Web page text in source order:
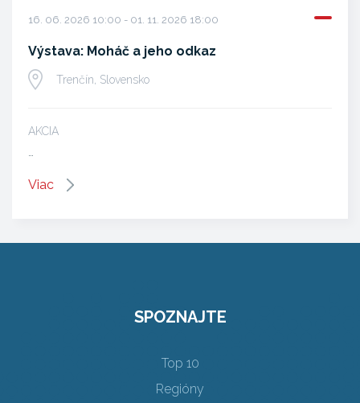
16. 06. 2026 10:00 - 01. 11. 2026 18:00
Výstava: Moháč a jeho odkaz
Trenčín, Slovensko
AKCIA
Viac
SPOZNAJTE
Top 10
Regióny